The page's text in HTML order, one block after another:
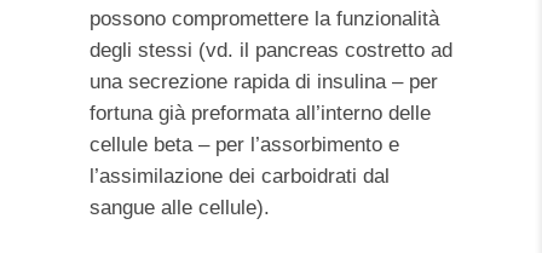
possono compromettere la funzionalità
degli stessi (vd. il pancreas costretto ad
una secrezione rapida di insulina – per
fortuna già preformata all’interno delle
cellule beta – per l’assorbimento e
l’assimilazione dei carboidrati dal
sangue alle cellule).